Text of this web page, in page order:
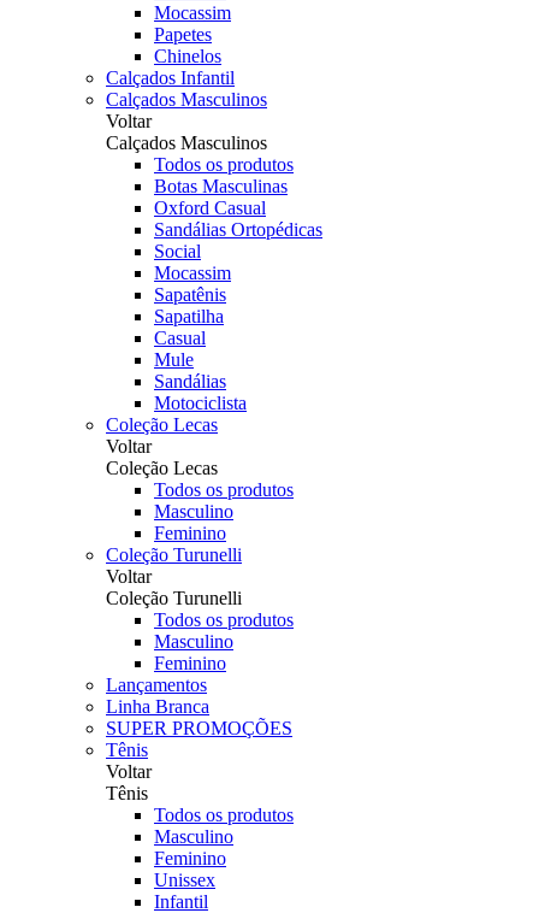
Mocassim
Papetes
Chinelos
Calçados Infantil
Calçados Masculinos
Voltar
Calçados Masculinos
Todos os produtos
Botas Masculinas
Oxford Casual
Sandálias Ortopédicas
Social
Mocassim
Sapatênis
Sapatilha
Casual
Mule
Sandálias
Motociclista
Coleção Lecas
Voltar
Coleção Lecas
Todos os produtos
Masculino
Feminino
Coleção Turunelli
Voltar
Coleção Turunelli
Todos os produtos
Masculino
Feminino
Lançamentos
Linha Branca
SUPER PROMOÇÕES
Tênis
Voltar
Tênis
Todos os produtos
Masculino
Feminino
Unissex
Infantil